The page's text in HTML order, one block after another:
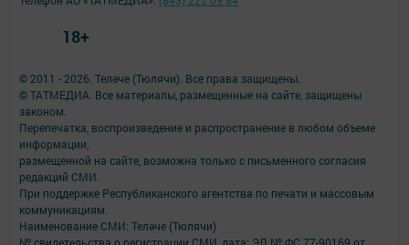
© 2011 - 2026. Теләче (Тюлячи). Все права защищены.
© ТАТМЕДИА. Все материалы, размещенные на сайте, защищены
законом.
Перепечатка, воспроизведение и распространение в любом объеме
информации,
размещенной на сайте, возможна только с письменного согласия
редакций СМИ.
При поддержке Республиканского агентства по печати и массовым
коммуникациям.
Наименование СМИ: Теләче (Тюлячи)
№ свидетельства о регистрации СМИ, дата: ЭЛ № ФС 77-90169 от
18+